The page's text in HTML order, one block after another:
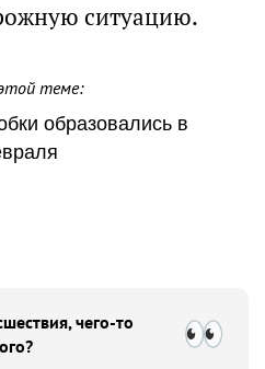
ситуацию.
теме:
образовались в
чего-то